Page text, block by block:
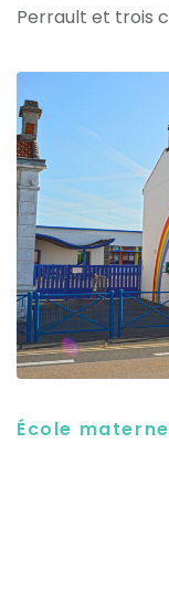
Perrault et trois
École